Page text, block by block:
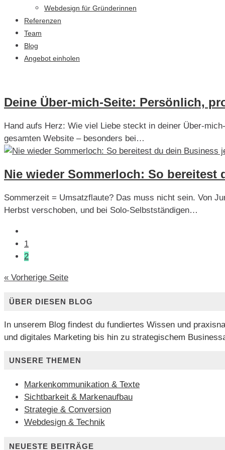
Webdesign für Gründerinnen
Referenzen
Team
Blog
Angebot einholen
Deine Über-mich-Seite: Persönlich,
Hand aufs Herz: Wie viel Liebe steckt in deiner Über-
gesamten Website – besonders bei…
Nie wieder Sommerloch: So
Sommerzeit = Umsatzflaute? Das muss nicht sein. Von
Herbst verschoben, und bei Solo-Selbstständigen…
1
2
« Vorherige Seite
ÜBER DIESEN BLOG
In unserem Blog findest du fundiertes Wissen und
und digitales Marketing bis hin zu strategischem
UNSERE THEMEN
Markenkommunikation & Texte
Sichtbarkeit & Markenaufbau
Strategie & Conversion
Webdesign & Technik
NEUESTE BEITRÄGE